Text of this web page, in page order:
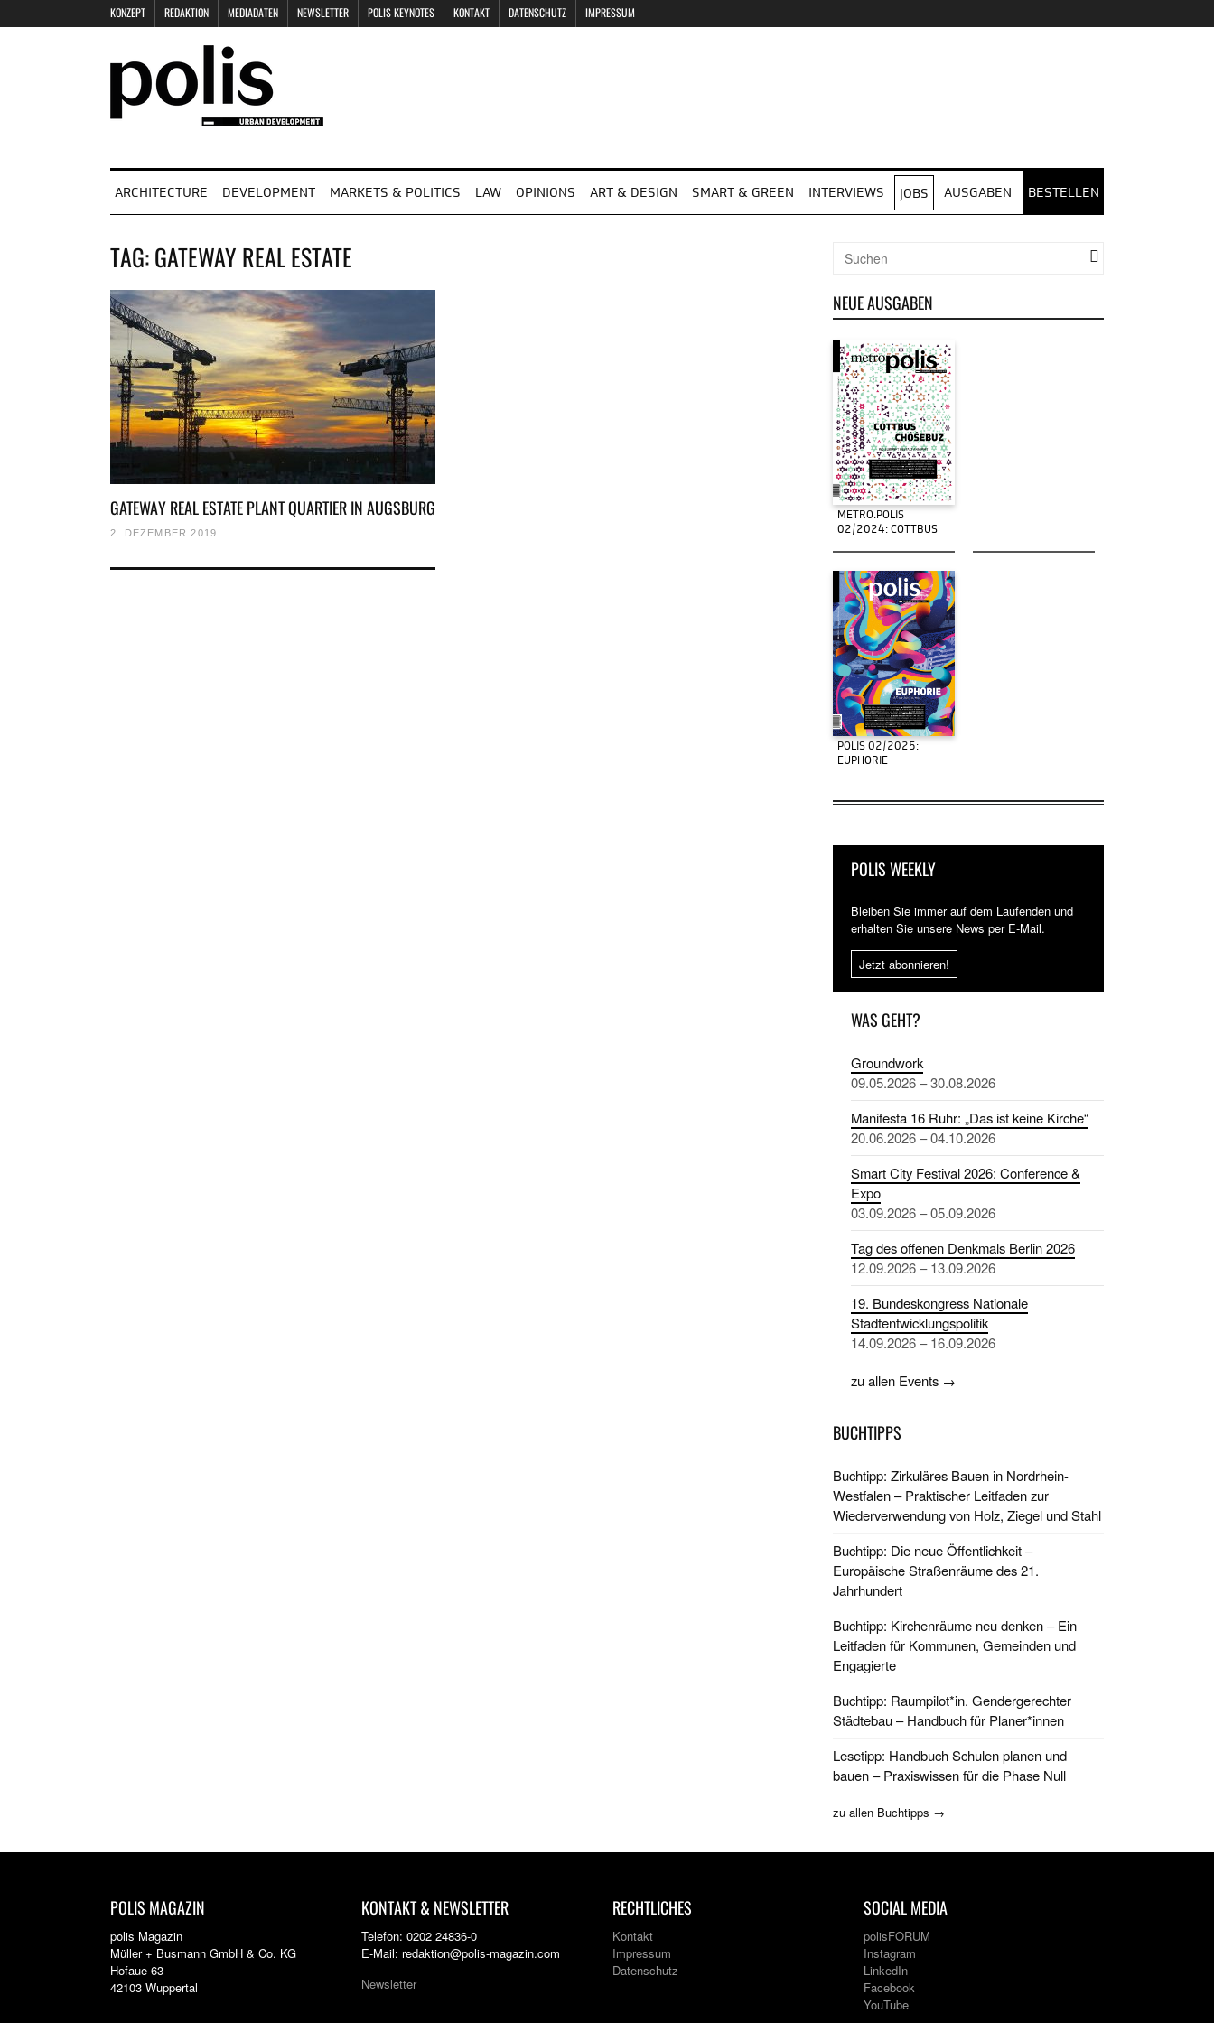
KONZEPT REDAKTION MEDIADATEN NEWSLETTER POLIS KEYNOTES KONTAKT DATENSCHUTZ IMPRESSUM
ARCHITECTURE DEVELOPMENT MARKETS & POLITICS LAW OPINIONS ART & DESIGN SMART & GREEN INTERVIEWS JOBS AUSGABEN BESTELLEN
TAG:GATEWAY REAL ESTATE
GATEWAY REAL ESTATE PLANT QUARTIER IN AUGSBURG
2. DEZEMBER 2019
NEUE AUSGABEN
METRO.POLIS
02/2024: COTTBUS
POLIS 02/2025:
EUPHORIE
POLIS WEEKLY
Bleiben Sie immer auf dem Laufenden und
erhalten Sie unsere News per E-Mail.
Jetzt abonnieren!
WAS GEHT?
Groundwork
09.05.2026 – 30.08.2026
Manifesta 16 Ruhr: „Das ist keine Kirche“
20.06.2026 – 04.10.2026
Smart City Festival 2026: Conference &
Expo
03.09.2026 – 05.09.2026
Tag des offenen Denkmals Berlin 2026
12.09.2026 – 13.09.2026
19. Bundeskongress Nationale
Stadtentwicklungspolitik
14.09.2026 – 16.09.2026
zu allen Events →
BUCHTIPPS
Buchtipp: Zirkuläres Bauen in Nordrhein-
Westfalen – Praktischer Leitfaden zur
Wiederverwendung von Holz, Ziegel und Stahl
Buchtipp: Die neue Öffentlichkeit –
Europäische Straßenräume des 21.
Jahrhundert
Buchtipp: Kirchenräume neu denken – Ein
Leitfaden für Kommunen, Gemeinden und
Engagierte
Buchtipp: Raumpilot*in. Gendergerechter
Städtebau – Handbuch für Planer*innen
Lesetipp: Handbuch Schulen planen und
bauen – Praxiswissen für die Phase Null
zu allen Buchtipps →
POLIS MAGAZIN
polis Magazin
Müller + Busmann GmbH & Co. KG
Hofaue 63
42103 Wuppertal
KONTAKT & NEWSLETTER
Telefon: 0202 24836-0
E-Mail: redaktion@polis-magazin.com
Newsletter
RECHTLICHES
Kontakt
Impressum
Datenschutz
SOCIAL MEDIA
polisFORUM
Instagram
LinkedIn
Facebook
YouTube